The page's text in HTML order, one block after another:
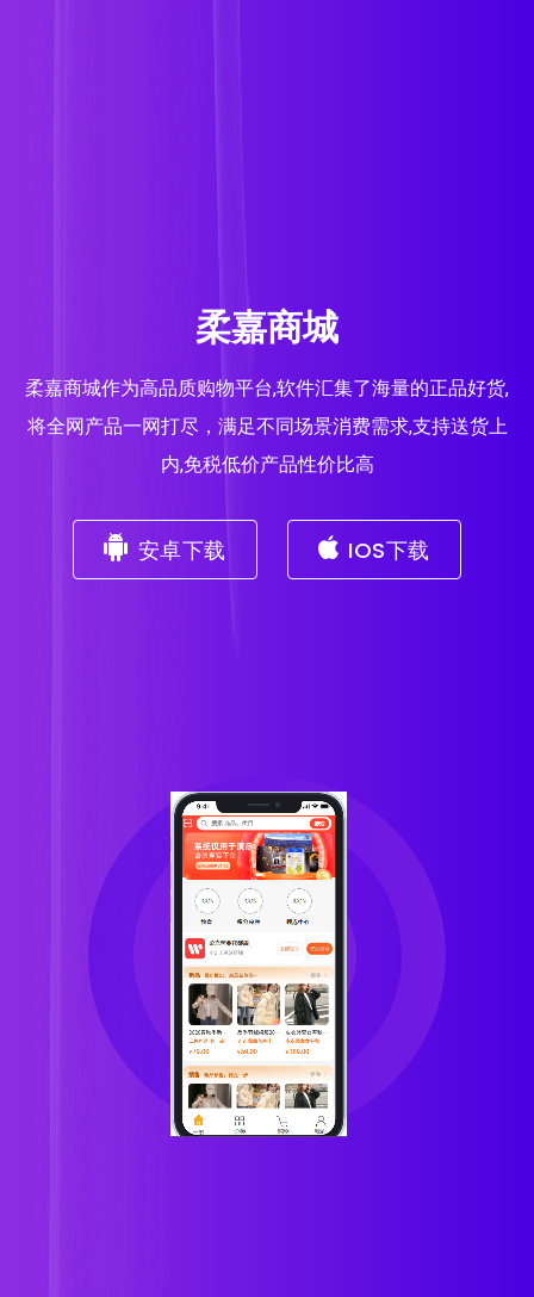
柔嘉商城
柔嘉商城作为高品质购物平台,软件汇集了海量的正品好货,
将全网产品一网打尽，满足不同场景消费需求,支持送货上
内,免税低价产品性价比高
安卓下载 IOS下载